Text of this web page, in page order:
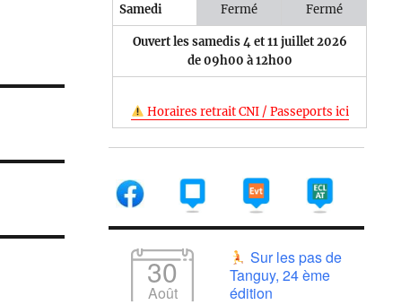
Samedi Fermé Fermé
Ouvert les samedis 4 et 11 juillet 2026
de 09h00 à 12h00
Horaires retrait CNI / Passeports ici
30
Août
Sur les pas de
Tanguy, 24 ème
édition